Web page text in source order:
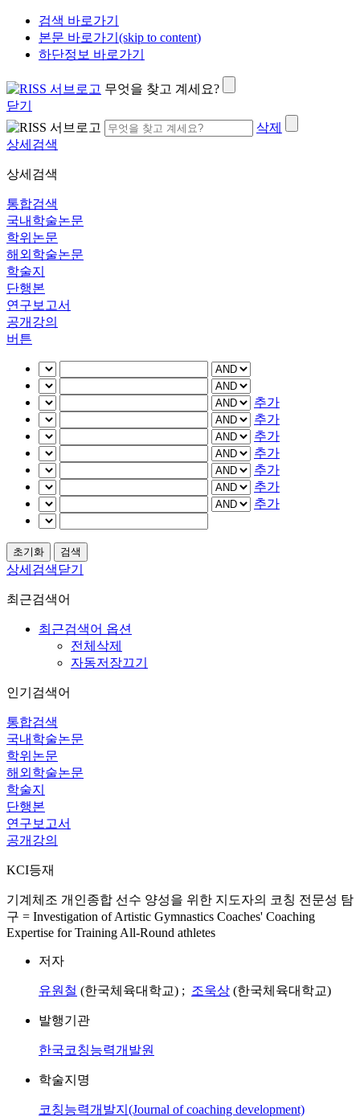
검색 바로가기
본문 바로가기(skip to content)
하단정보 바로가기
무엇을 찾고 계세요?
닫기
삭제
상세검색
상세검색
통합검색
국내학술논문
학위논문
해외학술논문
학술지
단행본
연구보고서
공개강의
버튼
추가
추가
추가
추가
추가
추가
추가
상세검색닫기
최근검색어
최근검색어 옵션
전체삭제
자동저장끄기
인기검색어
통합검색
국내학술논문
학위논문
해외학술논문
학술지
단행본
연구보고서
공개강의
KCI등재
기계체조 개인종합 선수 양성을 위한 지도자의 코칭 전문성 탐
구 = Investigation of Artistic Gymnastics Coaches' Coaching
Expertise for Training All-Round athletes
저자
유원철 (한국체육대학교) ; 조욱상 (한국체육대학교)
발행기관
한국코칭능력개발원
학술지명
코칭능력개발지(Journal of coaching development)